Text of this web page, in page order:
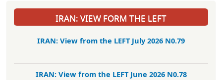
IRAN: VIEW FORM THE LEFT
IRAN: View from the LEFT July 2026 N0.79
IRAN: View from the LEFT June 2026 N0.78